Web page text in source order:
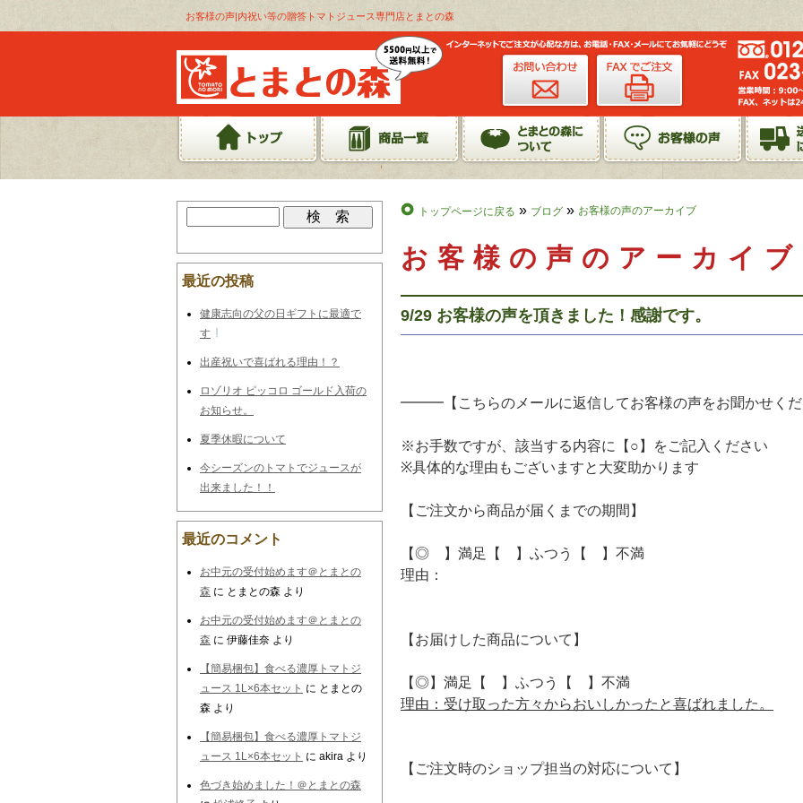
お客様の声|内祝い等の贈答トマトジュース専門店とまとの森
トップページに戻る » ブログ » お客様の声のアーカイブ
お客様の声のアーカイブ
9/29 お客様の声を頂きました！感謝です。
━━━【こちらのメールに返信してお客様の声をお聞か
※お手数ですが、該当する内容に【○】をご記入ください
※具体的な理由もございますと大変助かります
【ご注文から商品が届くまでの期間】
【◎ 】満足【 】ふつう【 】不満
理由：
【お届けした商品について】
【◎】満足【 】ふつう【 】不満
理由：受け取った方々からおいしかったと喜ばれました。
【ご注文時のショップ担当の対応について】
最近の投稿
健康志向の父の日ギフトに最適で
す
出産祝いで喜ばれる理由！？
ロゾリオ ピッコロ ゴールド入荷の
お知らせ。
夏季休暇について
今シーズンのトマトでジュースが
出来ました！！
最近のコメント
お中元の受付始めます＠とまとの
森 に とまとの森 より
お中元の受付始めます＠とまとの
森 に 伊藤佳奈 より
【簡易梱包】食べる濃厚トマトジ
ュース 1L×6本セット に とまとの
森 より
【簡易梱包】食べる濃厚トマトジ
ュース 1L×6本セット に akira より
色づき始めました！＠とまとの森